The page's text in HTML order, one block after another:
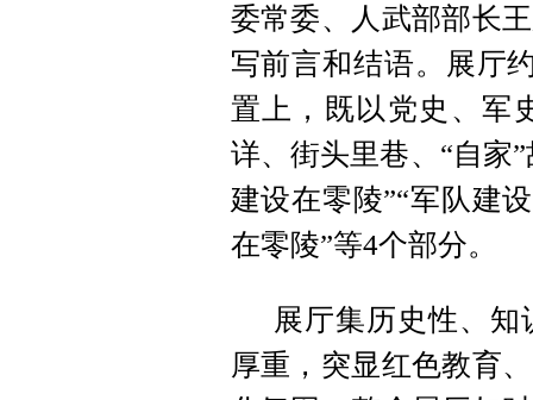
委常委、人武部部长
写前言和结语。展厅
置上，既以党史、军
详、街头里巷、“自家
建设在零陵”“军队建
在零陵”等4个部分。
展厅集历史性、
厚重，突显红色教育